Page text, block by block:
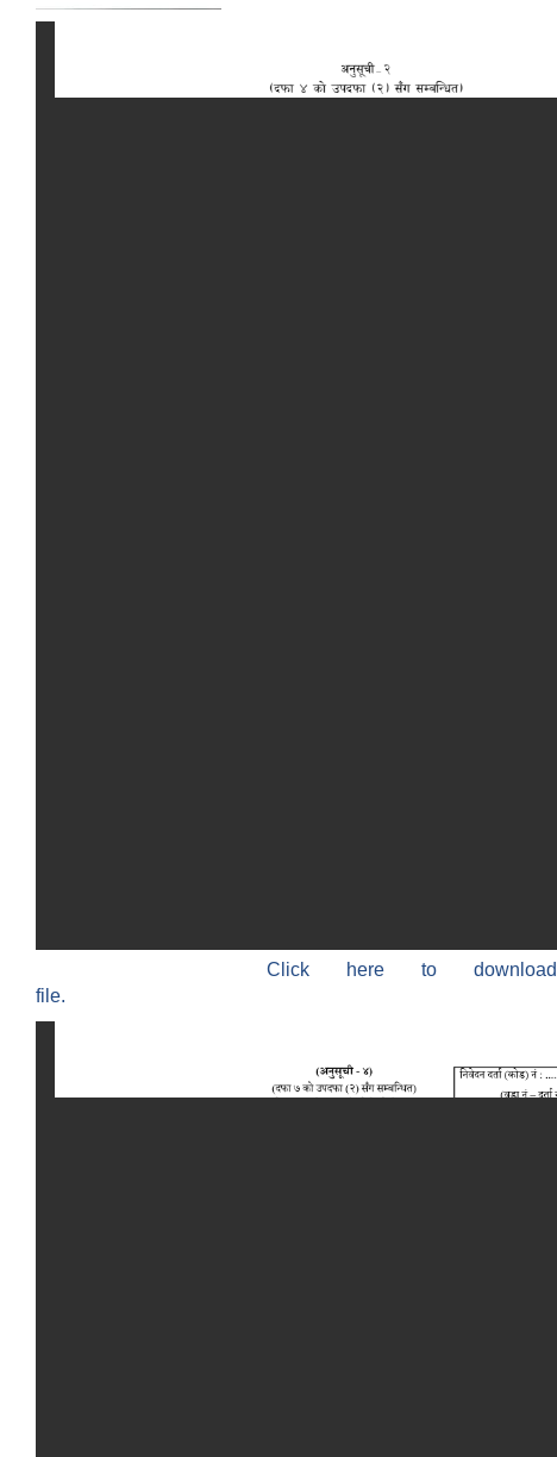
Click here to
file.